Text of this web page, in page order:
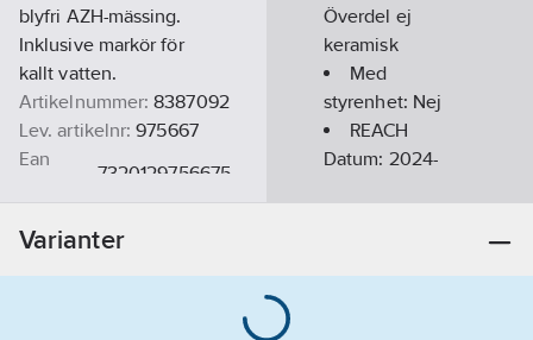
blyfri AZH-mässing.
Inklusive markör för
kallt vatten.
Artikelnummer: 8387092
Lev. artikelnr: 975667
Ean
7320129756675
Överdel ej
keramisk
Med
styrenhet: Nej
REACH
Datum: 2024-
Blå
Varianter